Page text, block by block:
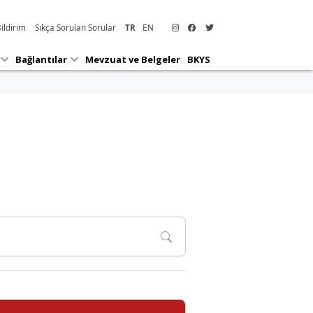
Sıkça Sorulan Sorular TR EN
Bağlantılar Mevzuat ve Belgeler BKYS